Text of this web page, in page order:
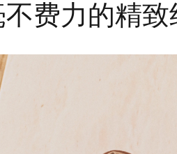
费力的精致